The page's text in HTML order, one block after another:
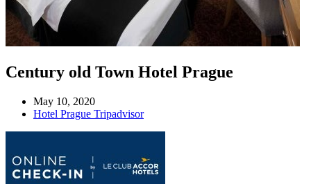
Century old Town Hotel Prague
May 10, 2020
Hotel Prague Tripadvisor